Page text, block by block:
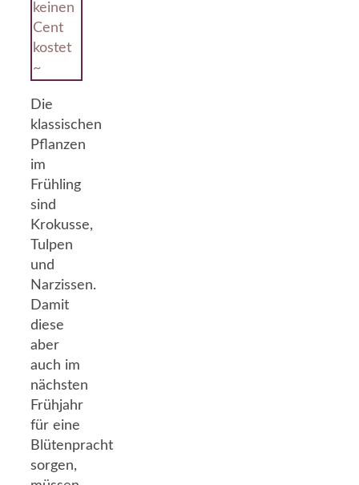
keinen
Cent
kostet
~
Die
klassischen
Pflanzen
im
Frühling
sind
Krokusse,
Tulpen
und
Narzissen.
Damit
diese
aber
auch im
nächsten
Frühjahr
für eine
Blütenpracht
sorgen,